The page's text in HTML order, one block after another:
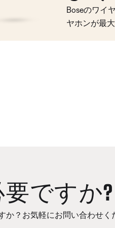
Boseのワイ
ヤホンが最
ですか?
か？お気軽にお問い合わせく